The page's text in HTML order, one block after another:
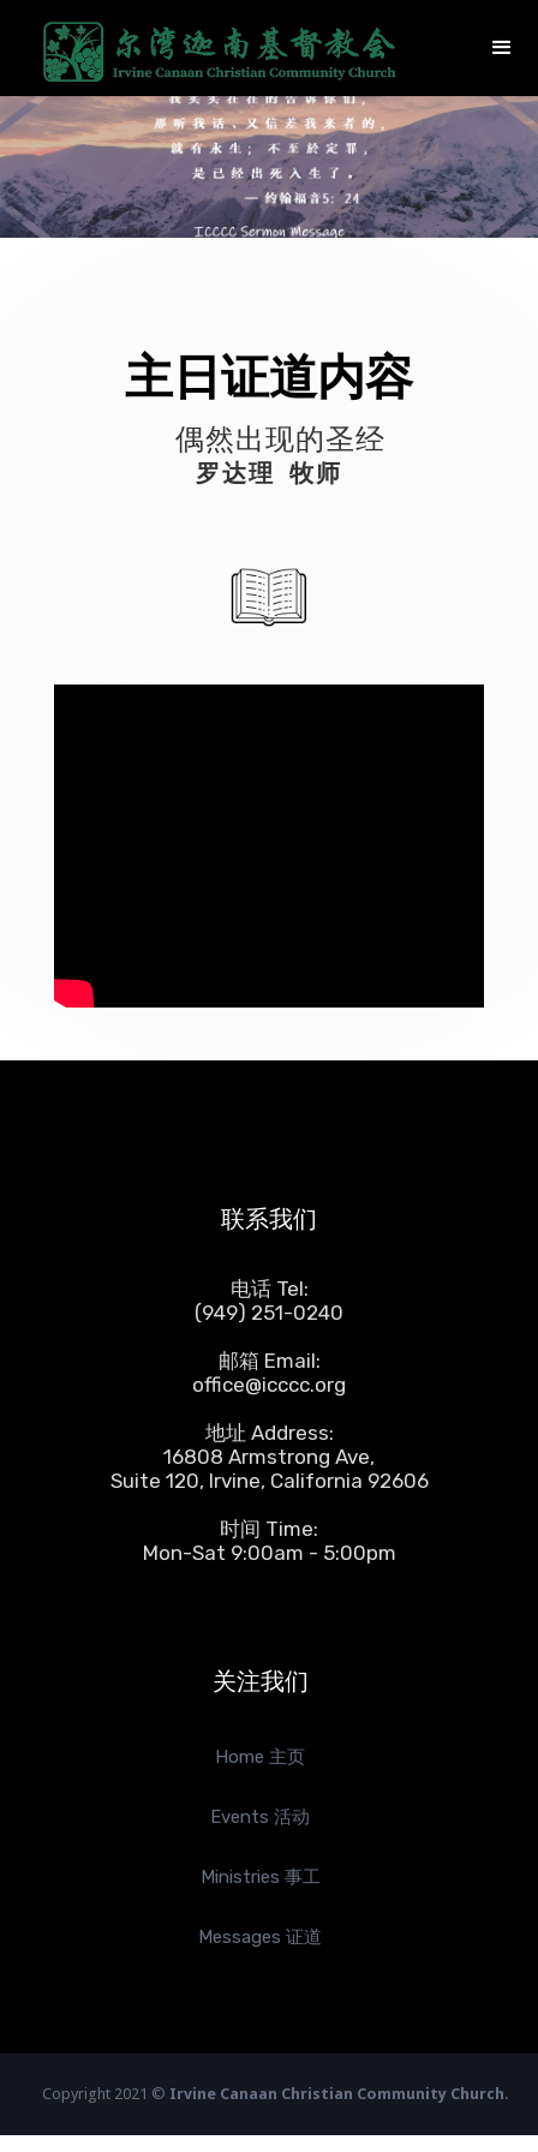
主日证道内容
偶然出现的圣经
罗达理 牧师
联系我们
电话 Tel:
(949) 251-0240
邮箱 Email:
office@icccc.org
地址 Address:
16808 Armstrong Ave,
Suite 120, Irvine, California 92606
时间 Time:
Mon-Sat 9:00am - 5:00pm
关注我们
Home 主页
Events 活动
Ministries 事工
Messages 证道
Copyright 2021 © Irvine Canaan Christian Community Church.